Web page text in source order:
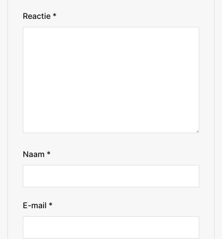
Reactie *
Naam *
E-mail *